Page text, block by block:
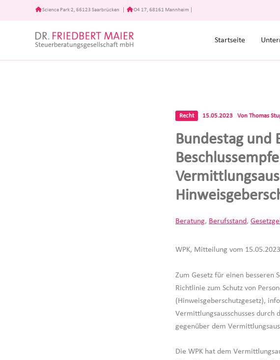
Science Park 2, 66123 Saarbrücken O4 17, 68161 Mannheim
Startseite
Recht 15.05.2023 Von Thomas
Bundestag und
Beratung, Berufsstand,
WPK, Mitteilung vom 15.05.2023
Zum Gesetz für einen besseren
Richtlinie zum Schutz von
(Hinweisgeberschutzgesetz),
Vermittlungsausschusses
gegenüber dem
Die WPK hat dem